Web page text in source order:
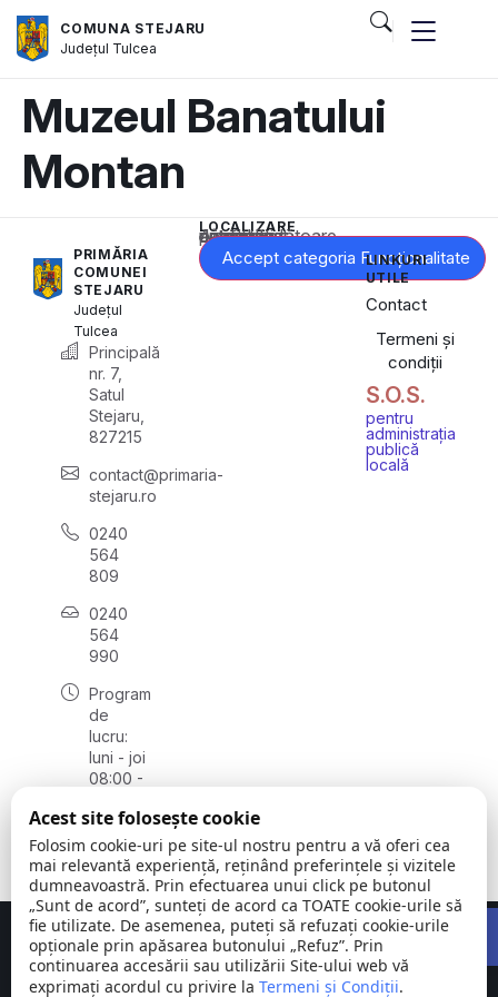
COMUNA STEJARU
Județul Tulcea
Muzeul Banatului
Montan
PRIMĂRIA
COMUNEI
STEJARU
Județul
Tulcea
Principală
nr. 7,
Satul
Stejaru,
827215
contact@primaria-
stejaru.ro
0240
564
809
0240
564
990
Program
de
lucru:
luni - joi
08:00 -
vineri
08:00 -
14:00
LOCALIZARE
Acest conținut este blocat până când acceptați categoria corespunzătoare de cookie-uri.
Accept categoria Funcționalitate
LINKURI
UTILE
Contact
Termeni și
condiții
S.O.S.
pentru
administrația
publică
locală
Comuna © Toate
Concept realizat deBig Media Relații Publice SRL
Acest site folosește cookie
Folosim cookie-uri pe site-ul nostru pentru a vă oferi cea
mai relevantă experiență, reținând preferințele și vizitele
dumneavoastră. Prin efectuarea unui click pe butonul
„Sunt de acord”, sunteți de acord ca TOATE cookie-urile să
fie utilizate. De asemenea, puteți să refuzați cookie-urile
opționale prin apăsarea butonului „Refuz”. Prin
continuarea accesării sau utilizării Site-ului web vă
exprimați acordul cu privire la Termeni și Condiții.